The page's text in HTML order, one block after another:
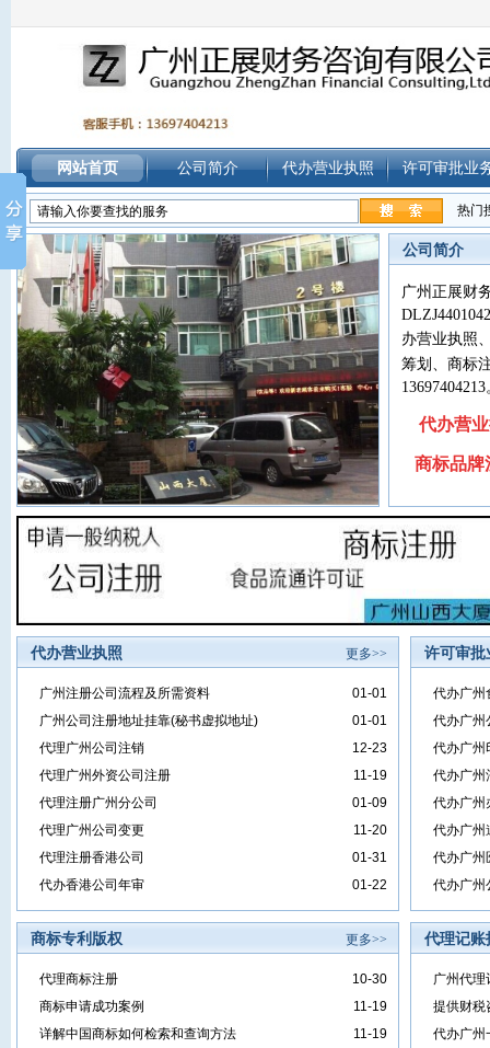
网站首页 公司简介 代办营业执照 许可审批业
热门
公司简介
广州正展财
办营业执照
筹划 、 商标
13697404213
代办营
商标品牌
更多>>
代办营业执照
01-01
广州注册公司流程及所需资料
01-01
广州公司注册地址挂靠(秘书虚拟地址)
12-23
代理广州公司注销
11-19
代理广州外资公司注册
01-09
代理注册广州分公司
11-20
代理广州公司变更
01-31
代理注册香港公司
01-22
代办香港公司年审
许可审批
代办广州
代办广州
代办广州
代办广州
代办广州
代办广州
代办广州
代办广州
更多>>
商标专利版权
10-30
代理商标注册
11-19
商标申请成功案例
11-19
详解中国商标如何检索和查询方法
代理记账
广州代理
提供财税
代办广州